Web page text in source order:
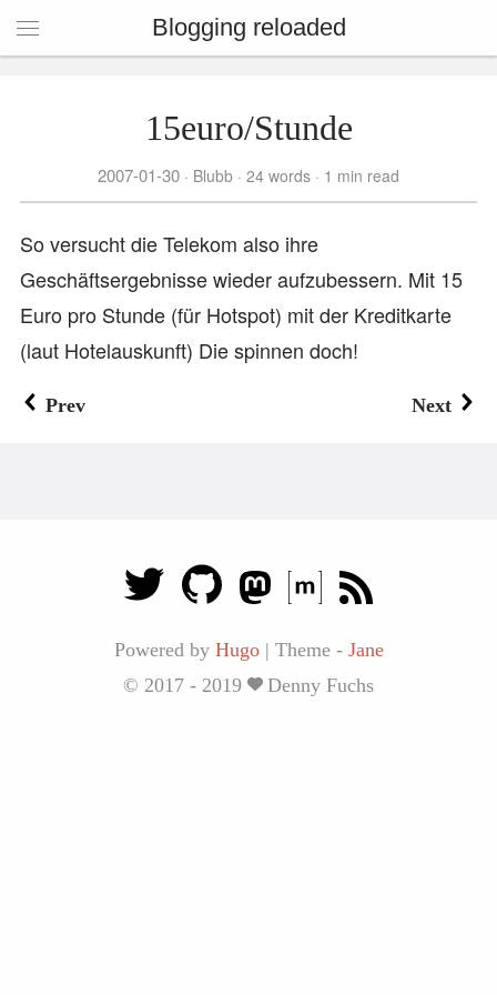
Blogging reloaded
15euro/Stunde
2007-01-30 Blubb 24 words 1 min read
So versucht die Telekom also ihre
Geschäftsergebnisse wieder aufzubessern. Mit 15
Euro pro Stunde (für Hotspot) mit der Kreditkarte
(laut Hotelauskunft) Die spinnen doch!
Prev Next
Powered by Hugo | Theme - Jane
© 2017 - 2019
Denny Fuchs